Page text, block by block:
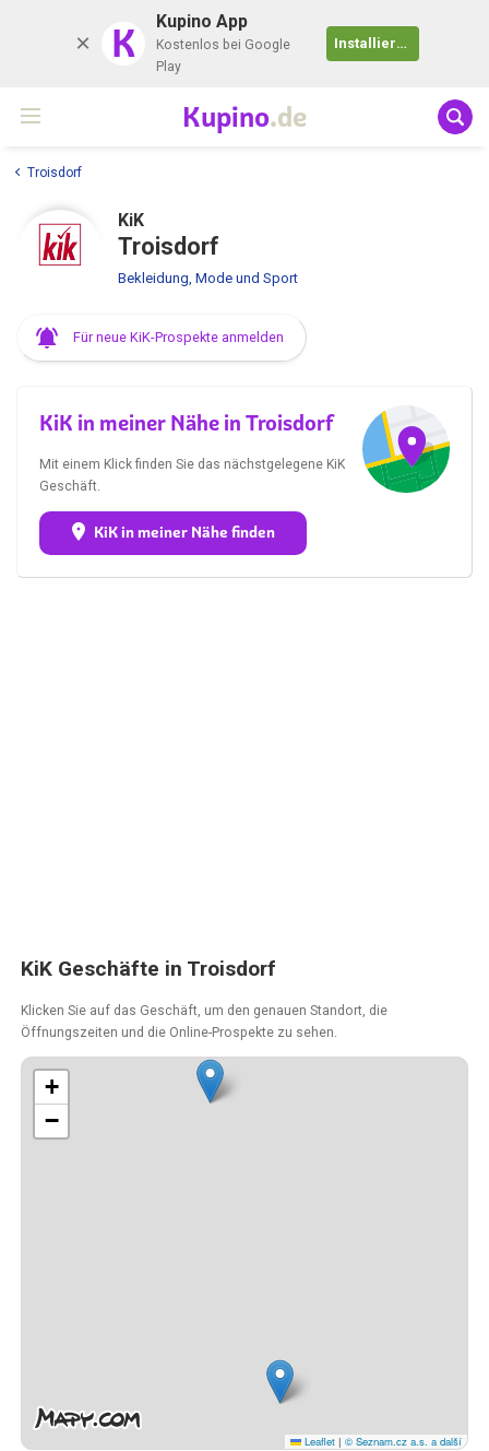
K Kupino App
Kostenlos bei Google
Play
Installieren
Kupino.de
Troisdorf
KiK
Troisdorf
Bekleidung, Mode und Sport
Für neue KiK-Prospekte anmelden
KiK in meiner Nähe in Troisdorf
Mit einem Klick finden Sie das nächstgelegene KiK
Geschäft.
KiK in meiner Nähe finden
KiK Geschäfte in Troisdorf
Klicken Sie auf das Geschäft, um den genauen Standort, die
Öffnungszeiten und die Online-Prospekte zu sehen.
+
−
Leaflet | © Seznam.cz a.s. a další